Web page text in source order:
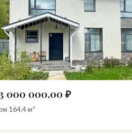
000 000,00 ₽
164.4 м²